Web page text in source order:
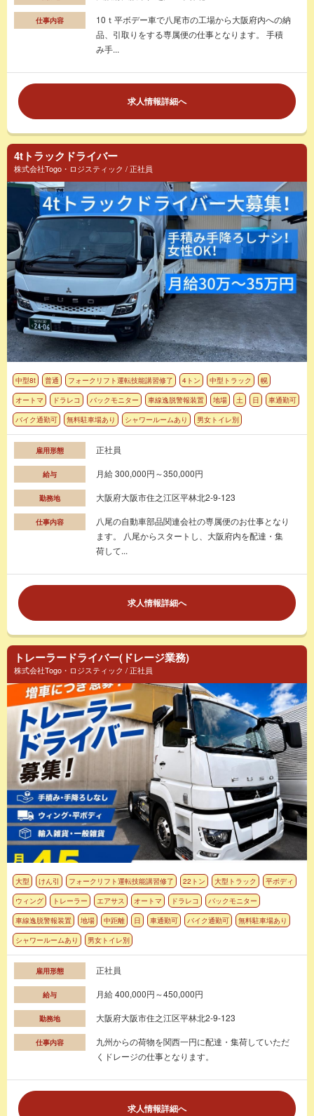
仕事内容
10ｔ平ボデー車で八尾市の工場から大阪府内への納
品、引取りをする専属便の仕事となります。 手積
み手...
求人情報詳細へ
4tトラックドライバー
株式会社Togo・ロジスティック / 正社員
中型8t 普通 フォークリフト運転技能講習修了 4トン 中型トラック
幌
オートマ
ドラレコ バックモニター 車線逸脱警報装置 地場 土 日
車通勤可
バイク通勤可
無料駐車場あり シャワールームあり 男女トイレ別
雇用形態 正社員
給与 月給 300,000円～350,000円
勤務地 大阪府大阪市住之江区平林北2-9-123
仕事内容
八尾の自動車部品関連会社の専属便のお仕事となり
ます。 八尾からスタートし、大阪府内を配達・集
荷して...
求人情報詳細へ
トレーラードライバー(ドレージ業務)
株式会社Togo・ロジスティック / 正社員
大型 けん引 フォークリフト運転技能講習修了 22トン 大型トラック
平ボディ
ウィング
トレーラー エアサス オートマ ドラレコ
バックモニター
車線逸脱警報装置
地場 中距離 日 車通勤可 バイク通勤可
無料駐車場あり
シャワールームあり
男女トイレ別
雇用形態 正社員
給与 月給 400,000円～450,000円
勤務地 大阪府大阪市住之江区平林北2-9-123
仕事内容
九州からの荷物を関西一円に配達・集荷していただ
くドレージの仕事となります。
求人情報詳細へ